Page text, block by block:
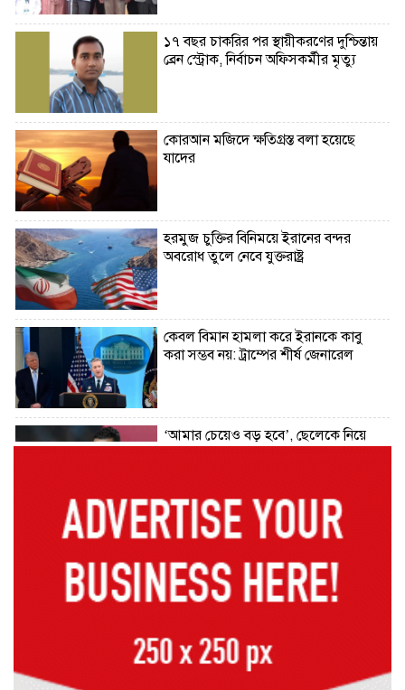
১৭ বছর চাকরির পর স্থায়ীকরণের দুশ্চিন্তায়
ব্রেন স্ট্রোক, নির্বাচন অফিসকর্মীর মৃত্যু
কোরআন মজিদে ক্ষতিগ্রস্ত বলা হয়েছে
যাদের
হরমুজ চুক্তির বিনিময়ে ইরানের বন্দর
অবরোধ তুলে নেবে যুক্তরাষ্ট্র
কেবল বিমান হামলা করে ইরানকে কাবু
করা সম্ভব নয়: ট্রাম্পের শীর্ষ জেনারেল
‘আমার চেয়েও বড় হবে’, ছেলেকে নিয়ে
৫৪ রানে অলআউট হয়ে ইনিংস ব্যবধানে
মন্তব্য থেকে ইউ-টার্ন কঙ্গনা রনৌতের